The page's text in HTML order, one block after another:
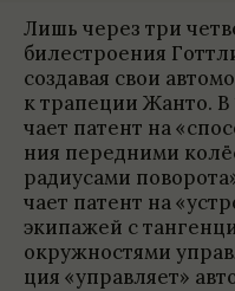
Лишь через три
би­ле­стро­е­ния
созда­вая свои
к трапе­ции Жанто.
чает патент на
ния перед­ними
ради­у­сами
чает патент на
экипажей с
окруж­но­стями
ция «управ­ляет»